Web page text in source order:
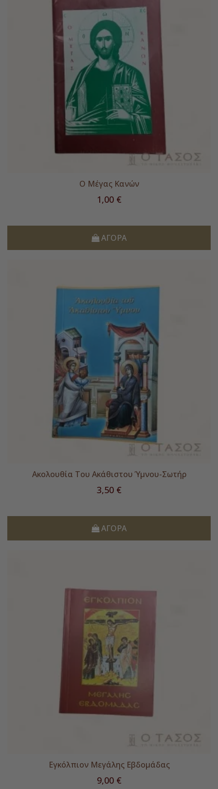
Ο Μέγας Κανών
Τιμή
1,00 €
ΑΓΟΡΆ
Ακολουθία Του Ακάθιστου Ύμνου-Σωτήρ
Τιμή
3,50 €
ΑΓΟΡΆ
Εγκόλπιον Μεγάλης Εβδομάδας
Τιμή
9,00 €